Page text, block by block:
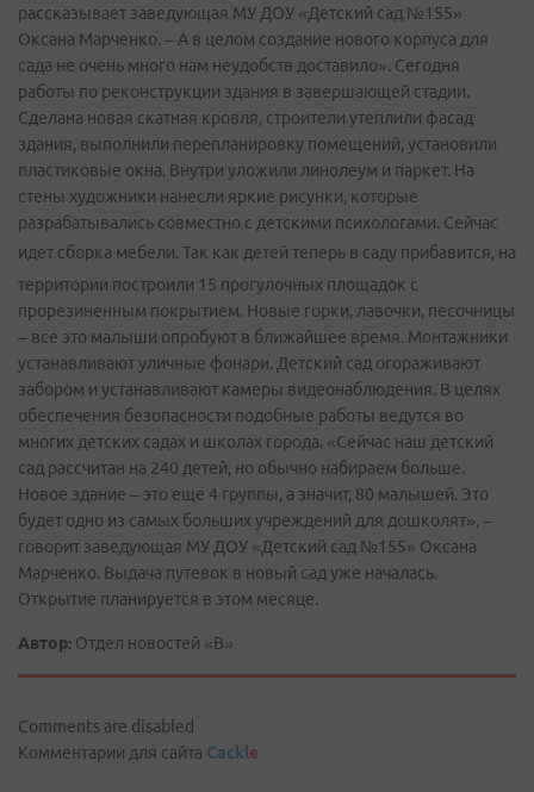
рассказывает заведующая МУ ДОУ «Детский сад №155»
Оксана Марченко. – А в целом создание нового корпуса для
сада не очень много нам неудобств доставило». Сегодня
работы по реконструкции здания в завершающей стадии.
Сделана новая скатная кровля, строители утеплили фасад
здания, выполнили перепланировку помещений, установили
пластиковые окна. Внутри уложили линолеум и паркет. На
стены художники нанесли яркие рисунки, которые
разрабатывались совместно с детскими психологами. Сейчас
идет сборка мебели. Так как детей теперь в саду прибавится, на
территории построили 15 прогулочных площадок с
прорезиненным покрытием. Новые горки, лавочки, песочницы
– все это малыши опробуют в ближайшее время. Монтажники
устанавливают уличные фонари. Детский сад огораживают
забором и устанавливают камеры видеонаблюдения. В целях
обеспечения безопасности подобные работы ведутся во
многих детских садах и школах города. «Сейчас наш детский
сад рассчитан на 240 детей, но обычно набираем больше.
Новое здание – это еще 4 группы, а значит, 80 малышей. Это
будет одно из самых больших учреждений для дошколят», –
говорит заведующая МУ ДОУ «Детский сад №155» Оксана
Марченко. Выдача путевок в новый сад уже началась.
Открытие планируется в этом месяце.
Автор: Отдел новостей «В»
Comments are disabled
Комментарии для сайта Cackle